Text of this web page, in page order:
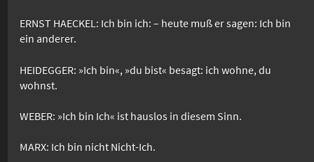
ERNST HAECKEL: Ich bin ich: – heute muß er sagen: Ich bin
ein anderer.
HEIDEGGER: »Ich bin«, »du bist« besagt: ich wohne, du
wohnst.
WEBER: »Ich bin Ich« ist hauslos in diesem Sinn.
MARX: Ich bin nicht Nicht-Ich.